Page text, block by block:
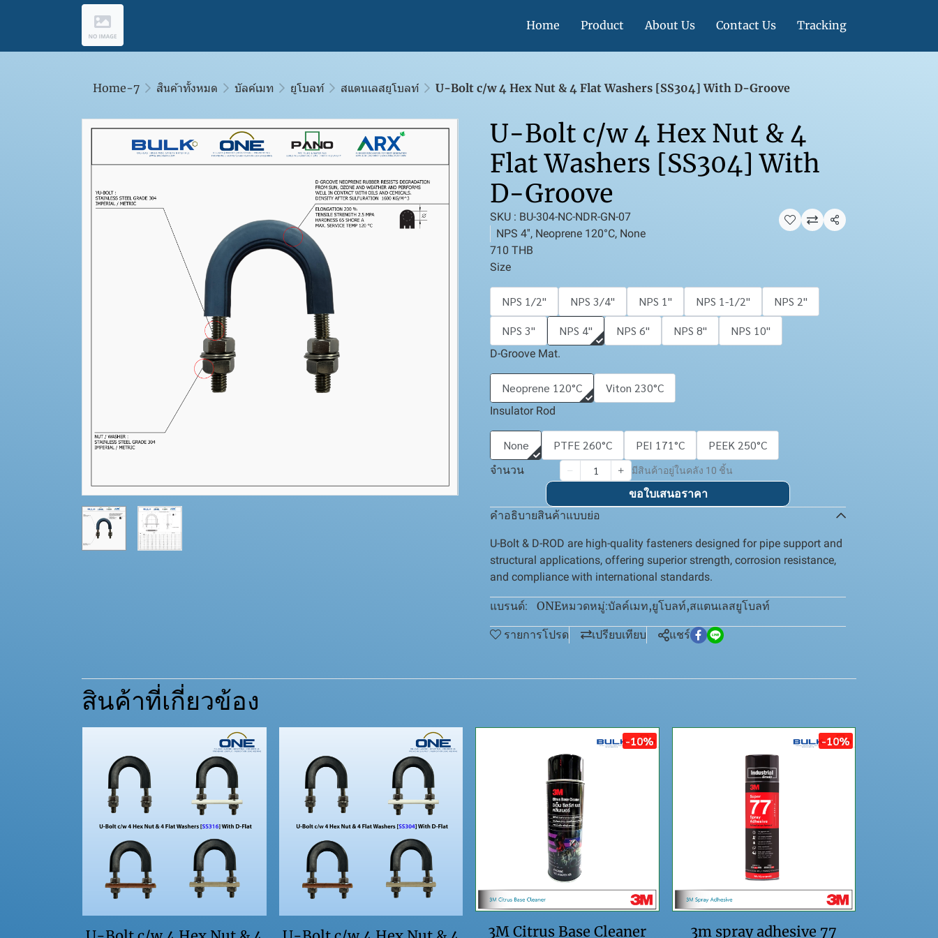
Home Product About Us Contact Us Tracking
Home-7 สินค้าทั้งหมด บัลค์เมท ยูโบลท์ สแตนเลสยูโบลท์ U-Bolt c/w 4 Hex Nut & 4 Flat Washers [SS304] With D-Groove
U-Bolt c/w 4 Hex Nut & 4
Flat Washers [SS304] With
D-Groove
SKU : BU-304-NC-NDR-GN-07
NPS 4'', Neoprene 120°C, None
แชร์
710 THB
Size
NPS 1/2'' NPS 3/4'' NPS 1'' NPS 1-1/2''
NPS 2''
NPS 3''
NPS 4'' NPS 6'' NPS 8'' NPS 10''
D-Groove Mat.
Neoprene 120°C Viton 230°C
Insulator Rod
None PTFE 260°C PEI 171°C PEEK 250°C
จำนวน มีสินค้าอยู่ในคลัง 10 ชิ้น
ขอใบเสนอราคา
คำอธิบายสินค้าแบบย่อ
U-Bolt & D-ROD are high-quality fasteners designed for pipe support and
structural applications, offering superior strength, corrosion resistance,
and compliance with international standards.
แบรนด์: ONEหมวดหมู่:บัลค์เมท,ยูโบลท์,สแตนเลสยูโบลท์
รายการโปรด เปรียบเทียบ แชร์
สินค้าที่เกี่ยวข้อง
-10%
3M Citrus Base Cleaner
-10%
3m spray adhesive 77